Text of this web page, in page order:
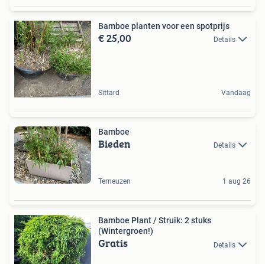
Bamboe planten voor een spotprijs
€ 25,00 Details
Sittard Vandaag
Bamboe
Bieden Details
Terneuzen 1 aug 26
Bamboe Plant / Struik: 2 stuks
(Wintergroen!)
Gratis Details